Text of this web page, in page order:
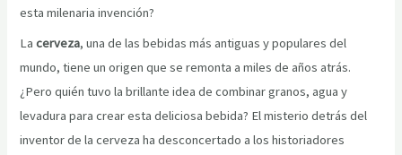
esta milenaria invención?
Lacerveza, una de las bebidas más antiguas y populares del
mundo, tiene un origen que se remonta a miles de años atrás.
¿Pero quién tuvo la brillante idea de combinar granos, agua y
levadura para crear esta deliciosa bebida? El misterio detrás del
inventor de la cerveza ha desconcertado a los historiadores